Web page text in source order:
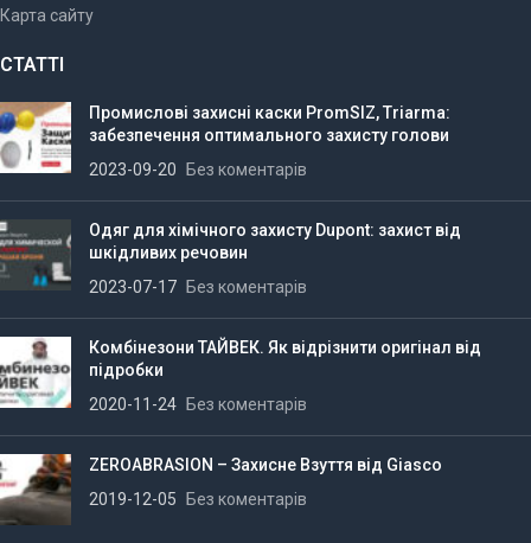
Карта сайту
СТАТТІ
Промислові захисні каски PromSIZ, Triarma:
забезпечення оптимального захисту голови
2023-09-20 Без коментарів
Одяг для хімічного захисту Dupont: захист від
шкідливих речовин
2023-07-17 Без коментарів
Комбінезони ТАЙВЕК. Як відрізнити оригінал від
підробки
2020-11-24 Без коментарів
ZEROABRASION – Захисне Взуття від Giasco
2019-12-05 Без коментарів